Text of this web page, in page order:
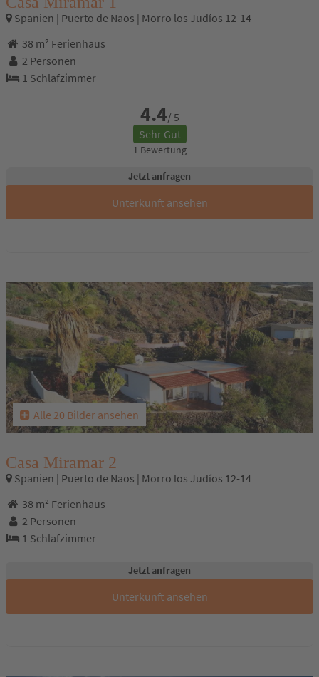
Spanien | Puerto de Naos | Morro los Judíos 12-14
38 m² Ferienhaus
2 Personen
1 Schlafzimmer
4.4/ 5
Sehr Gut
1 Bewertung
Jetzt anfragen
Unterkunft ansehen
Alle 20 Bilder ansehen
Casa Miramar 2
Spanien | Puerto de Naos | Morro los Judíos 12-14
38 m² Ferienhaus
2 Personen
1 Schlafzimmer
Jetzt anfragen
Unterkunft ansehen